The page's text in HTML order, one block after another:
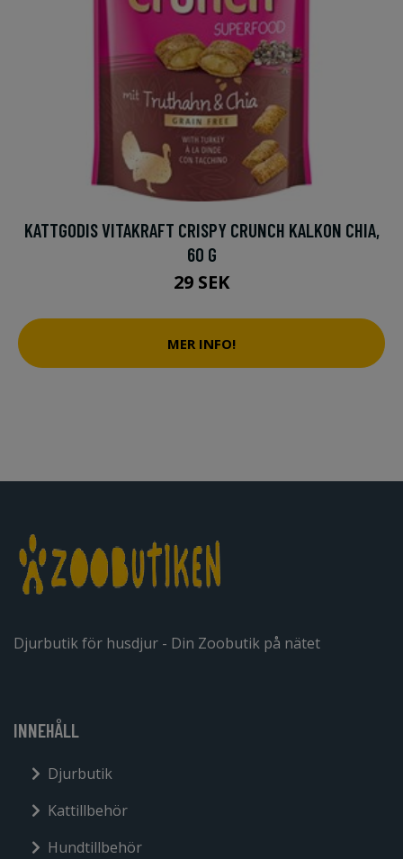
KATTGODIS VITAKRAFT CRISPY CRUNCH KALKON CHIA,
60 G
29 SEK
MER INFO!
Djurbutik för husdjur - Din Zoobutik på nätet
INNEHÅLL
Djurbutik
Kattillbehör
Hundtillbehör